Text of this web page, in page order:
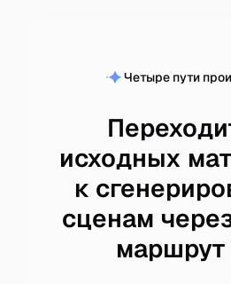
Четыре пути
исходных
к
сценам
маршрут